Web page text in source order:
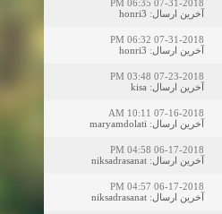
07-31-2018 06:35 PM
آخرین ارسال:
honri3
07-31-2018 06:32 PM
آخرین ارسال:
honri3
07-23-2018 03:48 PM
آخرین ارسال:
kisa
07-16-2018 10:11 AM
آخرین ارسال:
maryamdolati
06-17-2018 04:58 PM
آخرین ارسال:
niksadrasanat
06-17-2018 04:57 PM
آخرین ارسال:
niksadrasanat